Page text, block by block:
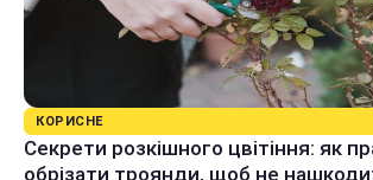
КОРИСНЕ
Секрети розкішного цвітіння: як
обрізати троянди, щоб не